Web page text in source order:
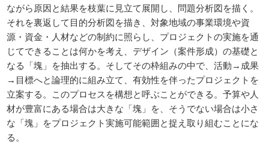
ながら原因と結果を枝葉に見立て展開し、問題分析図を描く。
それを裏返して目的分析図を描き、対象地域の事業環境や資
源・資金・人材などの制約に照らし、プロジェクトの実施を通
じてできることは何かを考え、デザイン（案件形成）の基礎と
なる「塊」を抽出する。そしてその枠組みの中で、活動→成果
→目標へと論理的に組み立て、有効性を伴ったプロジェクトを
立案する。このプロセスを構想と呼ぶことができる。予算や人
材が豊富にある場合は大きな「塊」を、そうでない場合は小さ
な「塊」をプロジェクト実施可能範囲と捉え取り組むことにな
る。